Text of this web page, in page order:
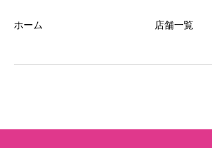
ホーム 店舗一覧